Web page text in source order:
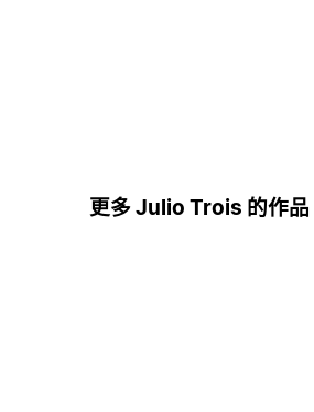
更多 Julio Trois 的作品